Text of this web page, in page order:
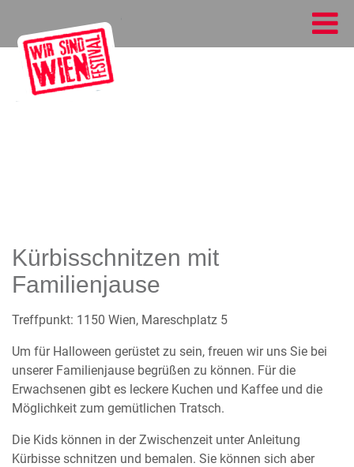
Kürbisschnitzen mit
Familienjause
Treffpunkt: 1150 Wien, Mareschplatz 5
Um für Halloween gerüstet zu sein, freuen wir uns Sie bei
unserer Familienjause begrüßen zu können. Für die
Erwachsenen gibt es leckere Kuchen und Kaffee und die
Möglichkeit zum gemütlichen Tratsch.
Die Kids können in der Zwischenzeit unter Anleitung
Kürbisse schnitzen und bemalen. Sie können sich aber